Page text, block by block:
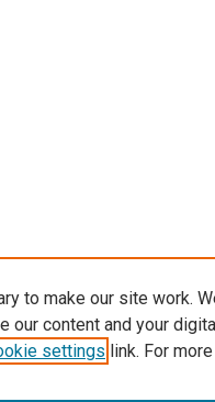
to make our site work.
our content and your
settings link. For